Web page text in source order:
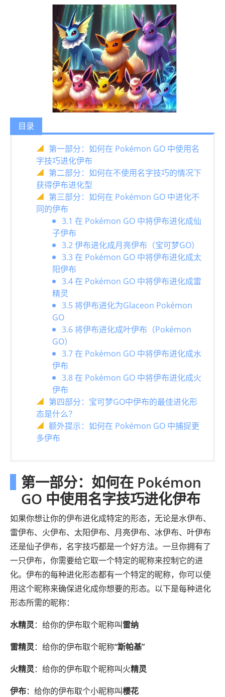
目录
第一部分：如何在 Pokémon GO 中使用名
字技巧进化伊布
第二部分：如何在不使用名字技巧的情况下
获得伊布进化型
第三部分：如何在 Pokémon GO 中进化不
同的伊布
3.1 在 Pokémon GO 中将伊布进化成仙
子伊布
3.2 伊布进化成月亮伊布（宝可梦GO）
3.3 在 Pokémon GO 中将伊布进化成太
阳伊布
3.4 在 Pokémon GO 中将伊布进化成雷
精灵
3.5 将伊布进化为Glaceon Pokémon
GO
3.6 将伊布进化成叶伊布（Pokémon
GO）
3.7 在 Pokémon GO 中将伊布进化成水
伊布
3.8 在 Pokémon GO 中将伊布进化成火
伊布
第四部分：宝可梦GO中伊布的最佳进化形
态是什么？
额外提示：如何在 Pokémon GO 中捕捉更
多伊布
第一部分：如何在 Pokémon
GO 中使用名字技巧进化伊布
如果你想让你的伊布进化成特定的形态，无论是水伊布、
雷伊布、火伊布、太阳伊布、月亮伊布、冰伊布、叶伊布
还是仙子伊布，名字技巧都是一个好方法。一旦你拥有了
一只伊布，你需要给它取一个特定的昵称来控制它的进
化。伊布的每种进化形态都有一个特定的昵称，你可以使
用这个昵称来确保进化成你想要的形态。以下是每种进化
形态所需的昵称：
水精灵：给你的伊布取个昵称叫雷纳
雷精灵：给你的伊布取个昵称“斯帕基”
火精灵：给你的伊布取个昵称叫火精灵
伊布：给你的伊布取个小昵称叫樱花